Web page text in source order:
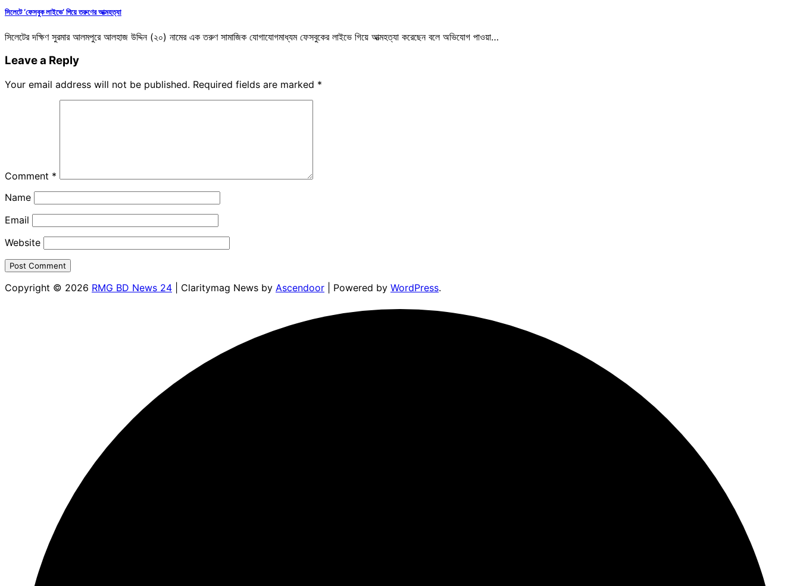
সিলেটে ‘ফেসবুক লাইভে’ গিয়ে তরুণের আত্মহত্যা
সিলেটের দক্ষিণ সুরমার আলমপুরে আলহাজ উদ্দিন (২০) নামের এক তরুণ সামাজিক যোগাযোগমাধ্যম ফেসবুকের লাইভে গিয়ে আত্মহত্যা করেছেন বলে অভিযোগ পাওয়া…
Leave a Reply
Your email address will not be published. Required fields are marked *
Comment *
Name
Email
Website
Copyright © 2026 RMG BD News 24 | Claritymag News by Ascendoor | Powered by WordPress.